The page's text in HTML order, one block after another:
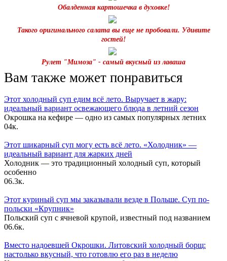
Обалденная картошечка в духовке!
Такого оригинального салата вы еще не пробовали. Удивите
гостей!
Рулет "Мимоза" - самый вкусный из лаваша
Вам также может понравиться
Этот холодный суп едим всё лето. Выручает в жару:
идеальный вариант освежающего блюда в летний сезон
Окрошка на кефире — одно из самых популярных летних
04к.
Этот шикарный суп могу есть всё лето. «Холодник» —
идеальный вариант для жарких дней
Холодник — это традиционный холодный суп, который
особенно
06.3к.
Этот куриный суп мы заказывали везде в Польше. Суп по-
польски «Крупник»
Польский суп с ячневой крупой, известный под названием
06.6к.
Вместо надоевшей Окрошки. Литовский холодный борщ:
настолько вкусный, что готовлю его раз в неделю